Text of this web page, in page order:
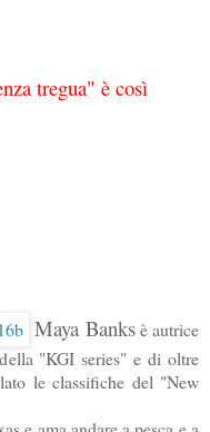
tregua" è così
Maya Banksè autrice
"KGI series" e di oltre
le classifiche del "New